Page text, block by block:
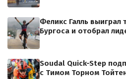
Феликс Галль выиграл
Бургоса и отобрал
Soudal Quick-Step
с Тимом Торном